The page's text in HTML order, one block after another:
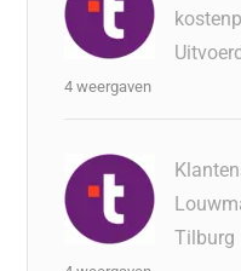
4 weergaven
Tilburg